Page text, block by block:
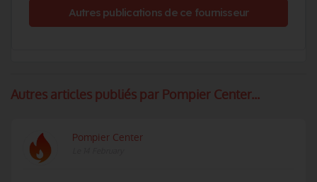
Autres publications de ce fournisseur
Autres articles publiés par Pompier Center...
Pompier Center